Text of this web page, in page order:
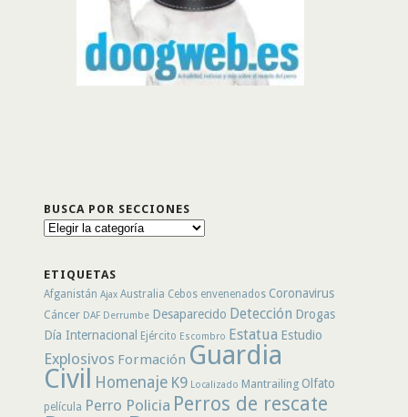
BUSCA POR SECCIONES
Busca
ETIQUETAS
Afganistán Ajax Australia Cebos envenenados Coronavirus
Cáncer DAF Derrumbe Desaparecido Detección Drogas
Día Internacional Ejército Escombro Estatua Estudio
Explosivos Formación Guardia
Civil Homenaje K9 Localizado Mantrailing Olfato
película Perro Policia Perros de rescate